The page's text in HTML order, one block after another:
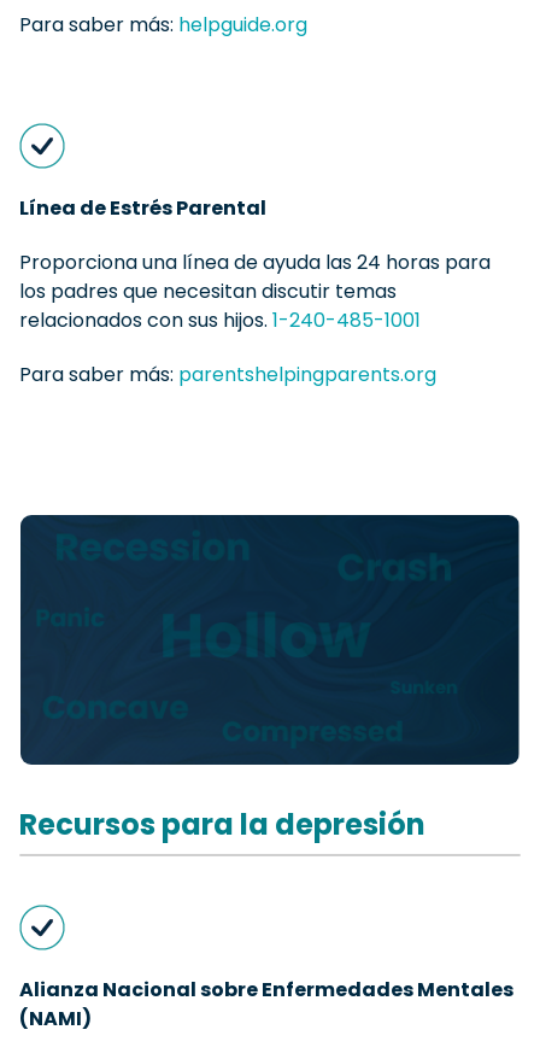
Para saber más: helpguide.org
Línea de Estrés Parental
Proporciona una línea de ayuda las 24 horas para
los padres que necesitan discutir temas
relacionados con sus hijos. 1-240-485-1001
Para saber más: parentshelpingparents.org
Recursos para la depresión
Alianza Nacional sobre Enfermedades Mentales
(NAMI)